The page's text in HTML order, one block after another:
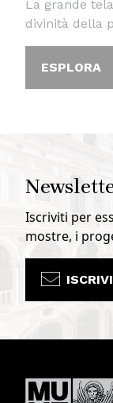
La grande
divinità della
ESPLORA
Iscriviti per
mostre, i